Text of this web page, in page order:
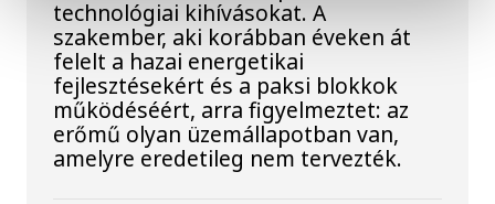
technológiai kihívásokat. A
szakember, aki korábban éveken át
felelt a hazai energetikai
fejlesztésekért és a paksi blokkok
működéséért, arra figyelmeztet: az
erőmű olyan üzemállapotban van,
amelyre eredetileg nem tervezték.